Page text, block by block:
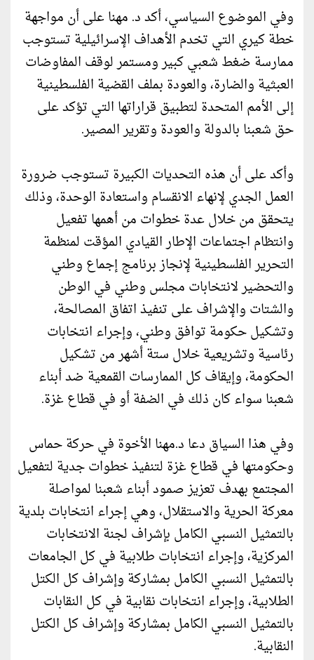
وفي الموضوع السياسي، أكد د. مهنا على أن مواجهة
خطة كيري التي تخدم الأهداف الإسرائيلية تستوجب
ممارسة ضغط شعبي كبير ومستمر لوقف المفاوضات
العبثية والضارة، والعودة بملف القضية الفلسطينية
إلى الأمم المتحدة لتطبيق قراراتها التي تؤكد على
حق شعبنا بالدولة والعودة وتقرير المصير.
وأكد على أن هذه التحديات الكبيرة تستوجب ضرورة
العمل الجدي لإنهاء الانقسام واستعادة الوحدة، وذلك
يتحقق من خلال عدة خطوات من أهمها تفعيل
وانتظام اجتماعات الإطار القيادي المؤقت لمنظمة
التحرير الفلسطينية لإنجاز برنامج إجماع وطني
والتحضير لانتخابات مجلس وطني في الوطن
والشتات والإشراف على تنفيذ اتفاق المصالحة،
وتشكيل حكومة توافق وطني، وإجراء انتخابات
رئاسية وتشريعية خلال ستة أشهر من تشكيل
الحكومة، وإيقاف كل الممارسات القمعية ضد أبناء
شعبنا سواء كان ذلك في الضفة أو في قطاع غزة.
وفي هذا السياق دعا د.مهنا الأخوة في حركة حماس
وحكومتها في قطاع غزة لتنفيذ خطوات جدية لتفعيل
المجتمع بهدف تعزيز صمود أبناء شعبنا لمواصلة
معركة الحرية والاستقلال، وهي إجراء انتخابات بلدية
بالتمثيل النسبي الكامل بإشراف لجنة الانتخابات
المركزية، وإجراء انتخابات طلابية في كل الجامعات
بالتمثيل النسبي الكامل بمشاركة وإشراف كل الكتل
الطلابية، وإجراء انتخابات نقابية في كل النقابات
بالتمثيل النسبي الكامل بمشاركة وإشراف كل الكتل
النقابية.